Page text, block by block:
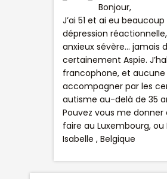
Bonjour,
J’ai 51 et ai eu
dépression
anxieux sévère… jamais
certainement Aspie.
francophone, et aucune
accompagner par les
autisme au-delà de 35
Pouvez vous me
faire au Luxembourg, ou
Isabelle , Belgique